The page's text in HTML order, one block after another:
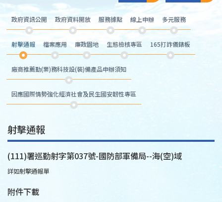
政府資訊公開 政府資料開放 服務據點 線上申辦 多元服務
射擊通報 檔案應用 廉政園地 生態檢核專區 165打詐儀錶板
廠商推薦勤(業)務科技設(裝)備產品申辦須知
因應國際情勢強化經濟社會及民生國安韌性專區
射擊通報
(111)署巡勤射字第037號-國防部軍備局--海(空)域
詳如射擊通報單
附件下載